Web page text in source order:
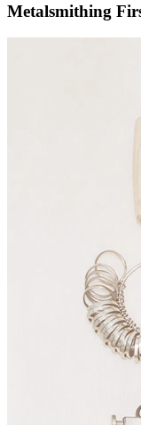
Metalsmithing